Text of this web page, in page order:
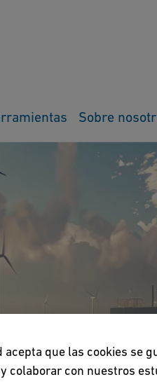
Sobre
que las cookies se
colaborar con nuestros